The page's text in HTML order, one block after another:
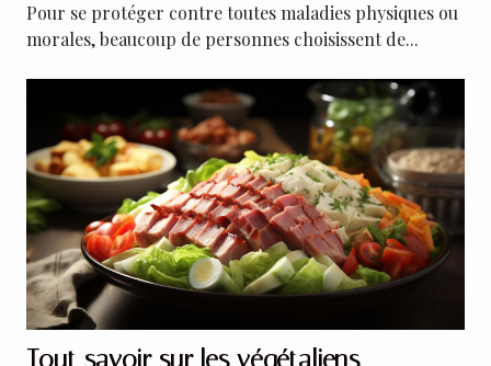
Pour se protéger contre toutes maladies physiques ou
morales, beaucoup de personnes choisissent de...
Tout savoir sur les végétaliens